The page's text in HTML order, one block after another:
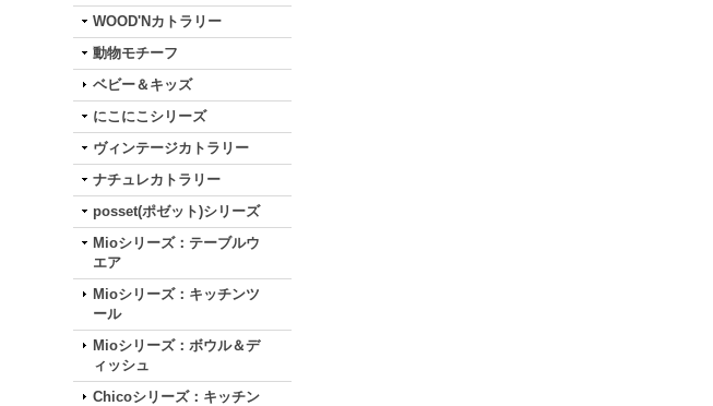
WOOD'Nカトラリー
動物モチーフ
ベビー＆キッズ
にこにこシリーズ
ヴィンテージカトラリー
ナチュレカトラリー
posset(ポゼット)シリーズ
Mioシリーズ：テーブルウ
エア
Mioシリーズ：キッチンツ
ール
Mioシリーズ：ボウル＆デ
ィッシュ
Chicoシリーズ：キッチン